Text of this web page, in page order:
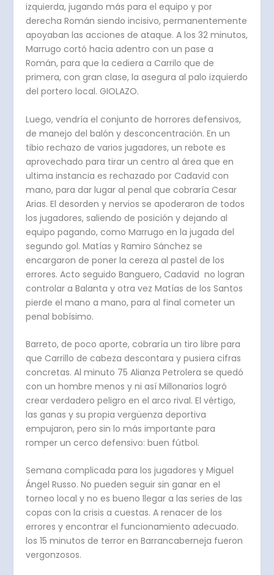
izquierda, jugando más para el equipo y por
derecha Román siendo incisivo, permanentemente
apoyaban las acciones de ataque. A los 32 minutos,
Marrugo cortó hacia adentro con un pase a
Román, para que la cediera a Carrilo que de
primera, con gran clase, la asegura al palo izquierdo
del portero local. GIOLAZO.
Luego, vendría el conjunto de horrores defensivos,
de manejo del balón y desconcentración. En un
tibio rechazo de varios jugadores, un rebote es
aprovechado para tirar un centro al área que en
ultima instancia es rechazado por Cadavid con
mano, para dar lugar al penal que cobraría Cesar
Arias. El desorden y nervios se apoderaron de todos
los jugadores, saliendo de posición y dejando al
equipo pagando, como Marrugo en la jugada del
segundo gol. Matías y Ramiro Sánchez se
encargaron de poner la cereza al pastel de los
errores. Acto seguido Banguero, Cadavid no logran
controlar a Balanta y otra vez Matías de los Santos
pierde el mano a mano, para al final cometer un
penal bobísimo.
Barreto, de poco aporte, cobraría un tiro libre para
que Carrillo de cabeza descontara y pusiera cifras
concretas. Al minuto 75 Alianza Petrolera se quedó
con un hombre menos y ni así Millonarios logró
crear verdadero peligro en el arco rival. El vértigo,
las ganas y su propia vergüenza deportiva
empujaron, pero sin lo más importante para
romper un cerco defensivo: buen fútbol.
Semana complicada para los jugadores y Miguel
Ángel Russo. No pueden seguir sin ganar en el
torneo local y no es bueno llegar a las series de las
copas con la crisis a cuestas. A renacer de los
errores y encontrar el funcionamiento adecuado.
los 15 minutos de terror en Barrancaberneja fueron
vergonzosos.